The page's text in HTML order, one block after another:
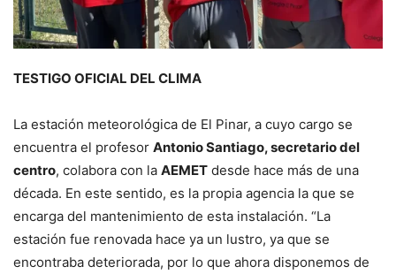
TESTIGO OFICIAL DEL CLIMA
La estación meteorológica de El Pinar, a cuyo cargo se
encuentra el profesor Antonio Santiago, secretario del
centro, colabora con la AEMET desde hace más de una
década. En este sentido, es la propia agencia la que se
encarga del mantenimiento de esta instalación. “La
estación fue renovada hace ya un lustro, ya que se
encontraba deteriorada, por lo que ahora disponemos de